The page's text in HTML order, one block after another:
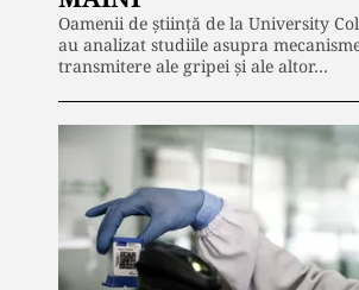
Oamenii de știință de la University
au analizat studiile asupra
transmitere ale gripei și ale altor…